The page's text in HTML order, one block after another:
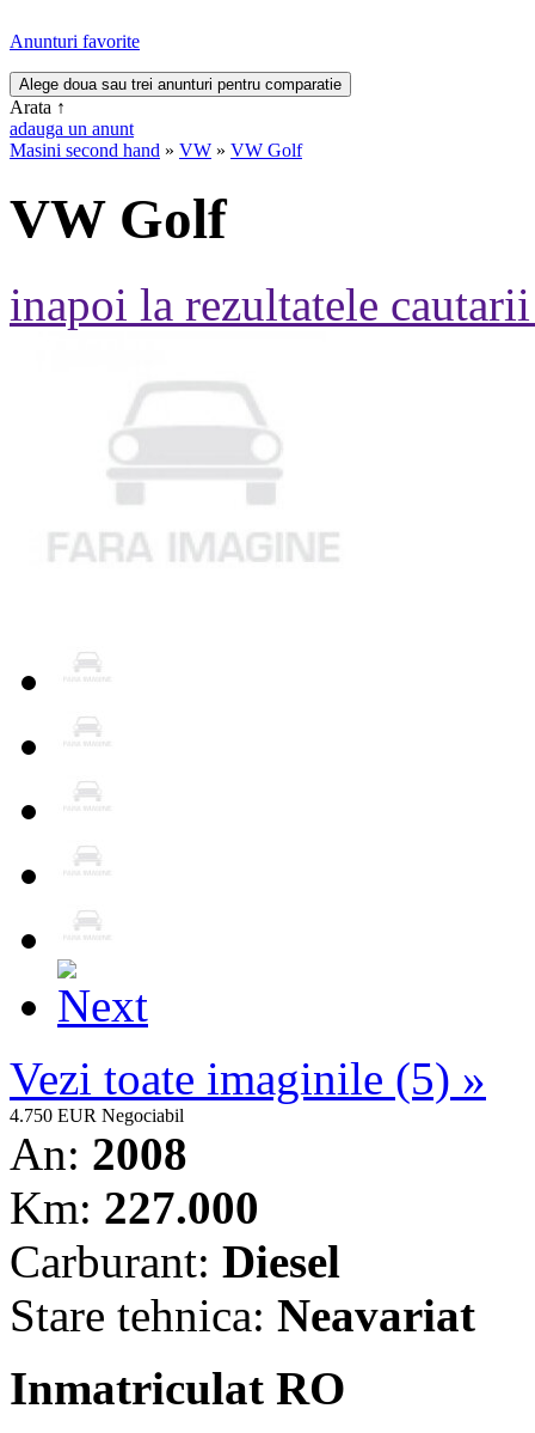
Anunturi favorite
Arata ↑
adauga un anunt
Masini second hand » VW » VW Golf
VW Golf
inapoi la rezultatele
Vezi toate imaginile (5) »
4.750 EUR Negociabil
An: 2008
Km: 227.000
Carburant: Diesel
Stare tehnica: Neavariat
Inmatriculat RO